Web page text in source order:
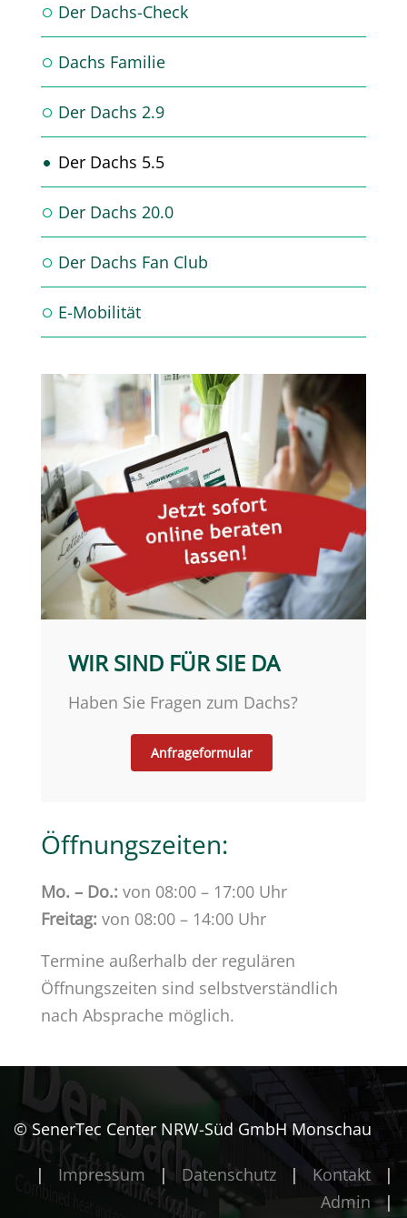
Der Dachs-Check
Dachs Familie
Der Dachs 2.9
Der Dachs 5.5
Der Dachs 20.0
Der Dachs Fan Club
E-Mobilität
WIR SIND FÜR SIE DA
Haben Sie Fragen zum Dachs?
Anfrageformular
Öffnungszeiten:
Mo. – Do.: von 08:00 – 17:00 Uhr
Freitag: von 08:00 – 14:00 Uhr
Termine außerhalb der regulären
Öffnungszeiten sind selbstverständlich
nach Absprache möglich.
© SenerTec Center NRW-Süd GmbH Monschau
| Impressum | Datenschutz | Kontakt
|
Admin |